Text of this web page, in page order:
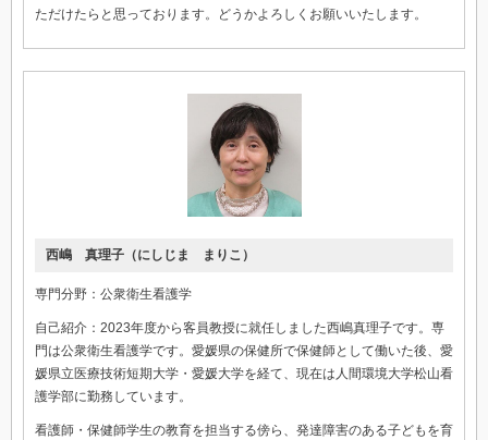
ただけたらと思っております。どうかよろしくお願いいたします。
西嶋 真理子（にしじま まりこ）
専門分野：公衆衛生看護学
自己紹介：2023年度から客員教授に就任しました西嶋真理子です。専
門は公衆衛生看護学です。愛媛県の保健所で保健師として働いた後、愛
媛県立医療技術短期大学・愛媛大学を経て、現在は人間環境大学松山看
護学部に勤務しています。
看護師・保健師学生の教育を担当する傍ら、発達障害のある子どもを育